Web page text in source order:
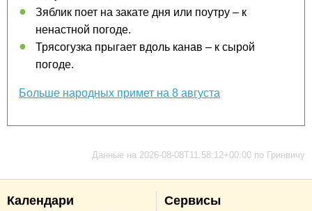
Зяблик поет на закате дня или поутру – к
ненастной погоде.
Трясогузка прыгает вдоль канав – к сырой
погоде.
Больше народных примет на 8 августа
Данные на 2026-08-08T11:58:12+00:00 по Гринвичу
Календари Сервисы